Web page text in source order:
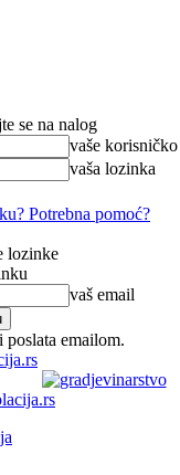
se na nalog
vaše
vaša lozinka
Potrebna pomoć?
lozinke
vaš email
emailom.